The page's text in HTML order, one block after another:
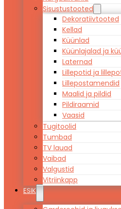
Sisustustooted
Dekoratiivtooted
Kellad
Küünlad
Küünlajalad ja
Laternad
Lillepotid ja
Lillepostamendid
Maalid ja pildid
Pildiraamid
Vaasid
Tugitoolid
Tumbad
TV lauad
Vaibad
Valgustid
Vitriinkapp
ESIK